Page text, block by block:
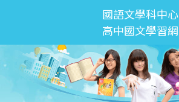
國語文學科中心
高中國文學習網